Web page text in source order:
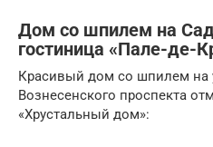
Дом со шпилем на
гостиница «Пале-де-
Красивый дом со шпилем на
Вознесенского проспекта
«Хрустальный дом»: